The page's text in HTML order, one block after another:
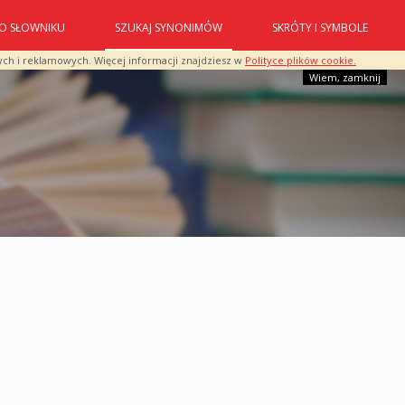
i reklamowych. Więcej informacji znajdziesz w Polityce plików cookie.
Wiem, zamknij
O SŁOWNIKU SZUKAJ SYNONIMÓW SKRÓTY I SYMBOLE